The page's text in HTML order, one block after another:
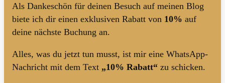
Als Dankeschön für deinen Besuch auf meinen Blog
biete ich dir einen exklusiven Rabatt von 10% auf
deine nächste Buchung an.
Alles, was du jetzt tun musst, ist mir eine WhatsApp-
Nachricht mit dem Text „10% Rabatt“ zu schicken.